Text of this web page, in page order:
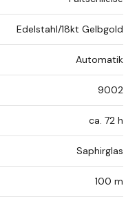
Edelstahl/18kt Gelbgold
Automatik
9002
ca. 72 h
Saphirglas
100 m